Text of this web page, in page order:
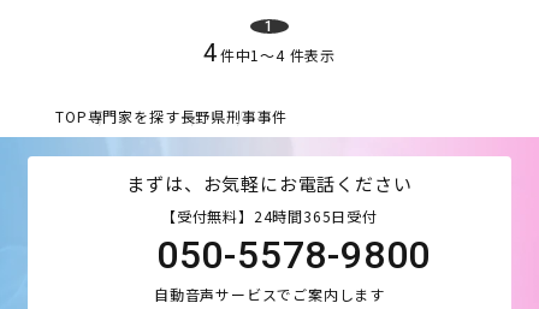
1
4件中1〜4件表示
TOP専門家を探す長野県刑事事件
まずは、お気軽にお電話ください
【受付無料】24時間365日受付
050-5578-9800
自動音声サービスでご案内します